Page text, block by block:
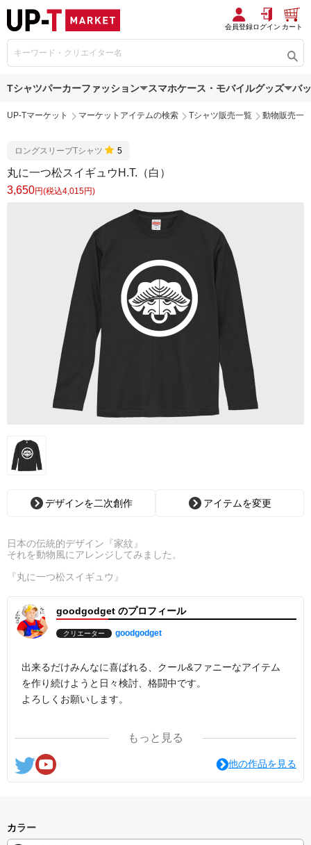
会員登録ログイン カート
Tシャツパーカーファッション スマホケース・モバイルグッズ バ
UP-Tマーケット マーケットアイテムの検索 Tシャツ販売一覧 動物販売一
ロングスリーブTシャツ 5
丸に一つ松スイギュウH.T.（白）
3,650円(税込4,015円)
デザインを二次創作 アイテムを変更
日本の伝統的デザイン『家紋』
それを動物風にアレンジしてみました。
『丸に一つ松スイギュウ』
goodgodget のプロフィール
クリエーター goodgodget
出来るだけみんなに喜ばれる、クール&ファニーなアイテム
を作り続けようと日々検討、格闘中です。
よろしくお願いします。
ここの他にも『日日彼是色々面白可笑し。IN SUZURI』や
nichinichioo by BASE にも展開中。
コチラもよろしくお願いします。
もっと見る
他の作品を見る
カラー